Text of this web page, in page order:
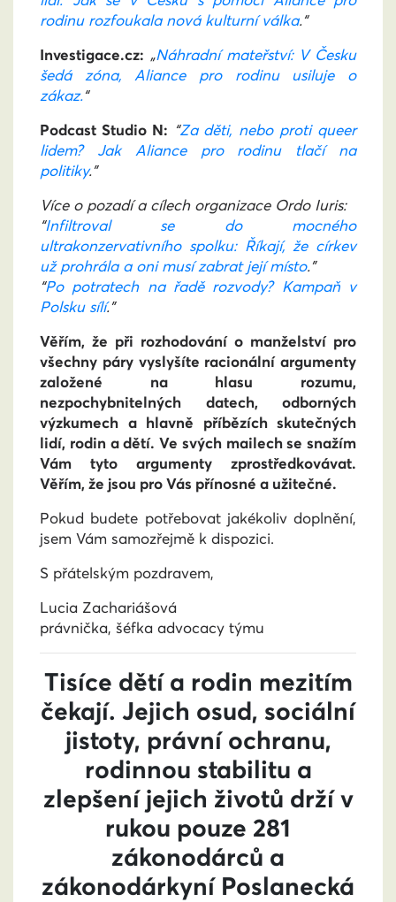
rodinu rozfoukala nová kulturní válka.“
Investigace.cz: „Náhradní mateřství: V Česku
šedá zóna, Aliance pro rodinu usiluje o
zákaz.“
Podcast Studio N: “Za děti, nebo proti queer
lidem? Jak Aliance pro rodinu tlačí na
politiky.”
Více o pozadí a cílech organizace Ordo Iuris:
“Infiltroval se do mocného
ultrakonzervativního spolku: Říkají, že církev
už prohrála a oni musí zabrat její místo.”
“Po potratech na řadě rozvody? Kampaň v
Polsku sílí.”
Věřím, že při rozhodování o manželství pro
všechny páry vyslyšíte racionální argumenty
založené na hlasu rozumu,
nezpochybnitelných datech, odborných
výzkumech a hlavně příbězích skutečných
lidí, rodin a dětí. Ve svých mailech se snažím
Vám tyto argumenty zprostředkovávat.
Věřím, že jsou pro Vás přínosné a užitečné.
Pokud budete potřebovat jakékoliv doplnění,
jsem Vám samozřejmě k dispozici.
S přátelským pozdravem,
Lucia Zachariášová
právnička, šéfka advocacy týmu
Tisíce dětí a rodin mezitím
čekají. Jejich osud, sociální
jistoty, právní ochranu,
rodinnou stabilitu a
zlepšení jejich životů drží v
rukou pouze 281
zákonodárců a
zákonodárkyní Poslanecká